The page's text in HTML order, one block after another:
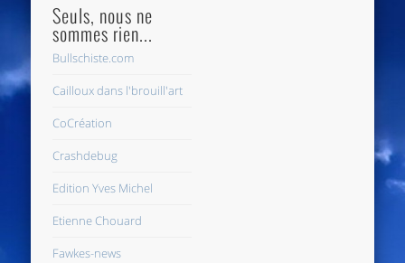
Seuls, nous ne
sommes rien...
Bullschiste.com
Cailloux dans l'brouill'art
CoCréation
Crashdebug
Edition Yves Michel
Etienne Chouard
Fawkes-news